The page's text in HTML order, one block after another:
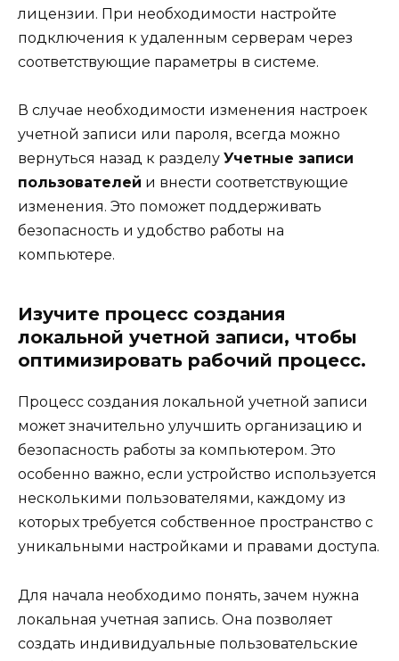
лицензии. При необходимости настройте
подключения к удаленным серверам через
соответствующие параметры в системе.
В случае необходимости изменения настроек
учетной записи или пароля, всегда можно
вернуться назад к разделу Учетные записи
пользователей и внести соответствующие
изменения. Это поможет поддерживать
безопасность и удобство работы на
компьютере.
Изучите процесс создания
локальной учетной записи, чтобы
оптимизировать рабочий процесс.
Процесс создания локальной учетной записи
может значительно улучшить организацию и
безопасность работы за компьютером. Это
особенно важно, если устройство используется
несколькими пользователями, каждому из
которых требуется собственное пространство с
уникальными настройками и правами доступа.
Для начала необходимо понять, зачем нужна
локальная учетная запись. Она позволяет
создать индивидуальные пользовательские